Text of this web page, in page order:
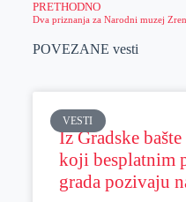
PRETHODNO
POVEZANE vesti
VESTI
Iz Gradske
koji besplatnim
grada pozivaju